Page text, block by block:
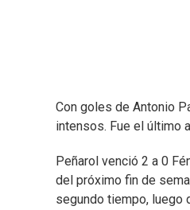
Con goles de Antonio
intensos. Fue el último
Peñarol venció 2 a 0
del próximo fin de
segundo tiempo, luego